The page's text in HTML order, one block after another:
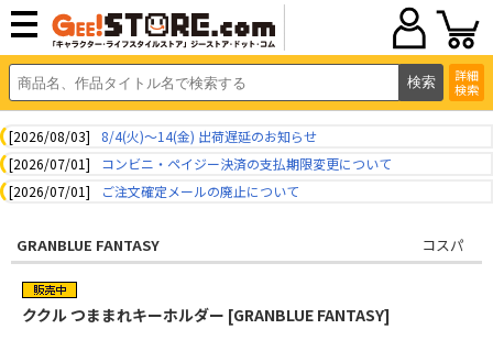
詳細
検索
[2026/08/03]
8/4(火)～14(金) 出荷遅延のお知らせ
[2026/07/01]
コンビニ・ペイジー決済の支払期限変更について
[2026/07/01]
ご注文確定メールの廃止について
GRANBLUE FANTASY コスパ
ククル つままれキーホルダー [GRANBLUE FANTASY]